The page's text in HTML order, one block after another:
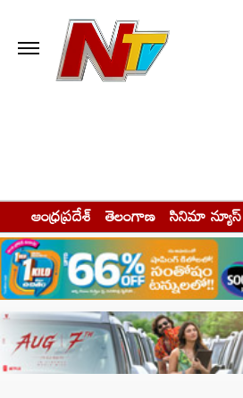
ఆంధ్రప్రదేశ్ తెలంగాణ సినిమా న్యూస్